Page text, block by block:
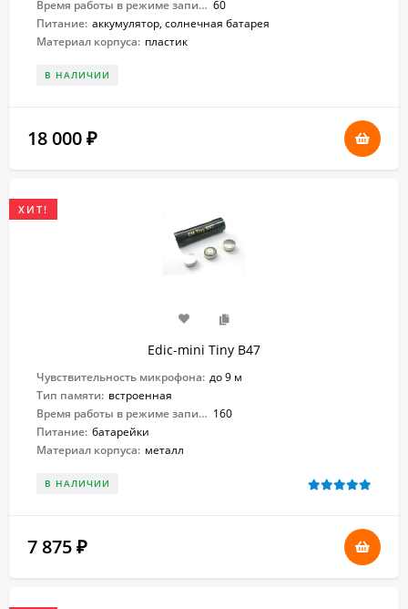
Время работы в режиме записи: 60
Питание: аккумулятор, солнечная батарея
Материал корпуса: пластик
В НАЛИЧИИ
18 000 ₽
ХИТ!
Edic-mini Tiny B47
Чувствительность микрофона: до 9 м
Тип памяти: встроенная
Время работы в режиме записи: 160
Питание: батарейки
Материал корпуса: металл
В НАЛИЧИИ
7 875 ₽